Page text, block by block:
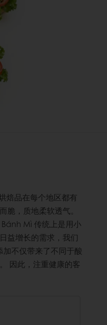
焙品在每个地区都有
脆，质地柔软透气。
Mì 传统上是用小
益增长的需求，我们
不仅带来了不同于酸
因此，注重健康的客